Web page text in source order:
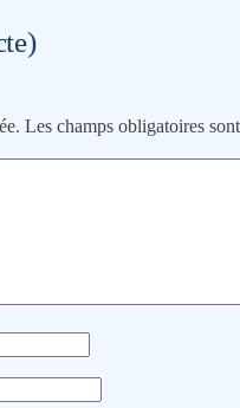
Les champs obligatoires